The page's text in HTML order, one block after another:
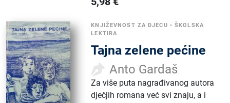
KNJIŽEVNOST ZA DJECU •ŠKOLSKA
LEKTIRA
Tajna zelene pećine
Anto Gardaš
Za više puta nagrađivanog autora
dječjih romana već svi znaju, a i